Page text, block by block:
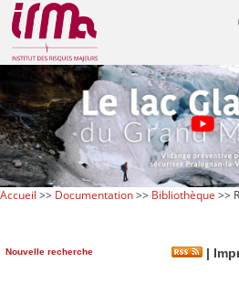
Accueil >> Documentation>> Bibliothèque >>
Nouvelle recherche |